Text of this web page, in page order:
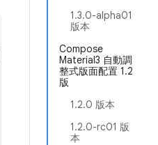
1.3.0-alpha01
版本
Compose
Material3 自動調
整式版面配置 1.2
版
1.2.0 版本
1.2.0-rc01 版
本